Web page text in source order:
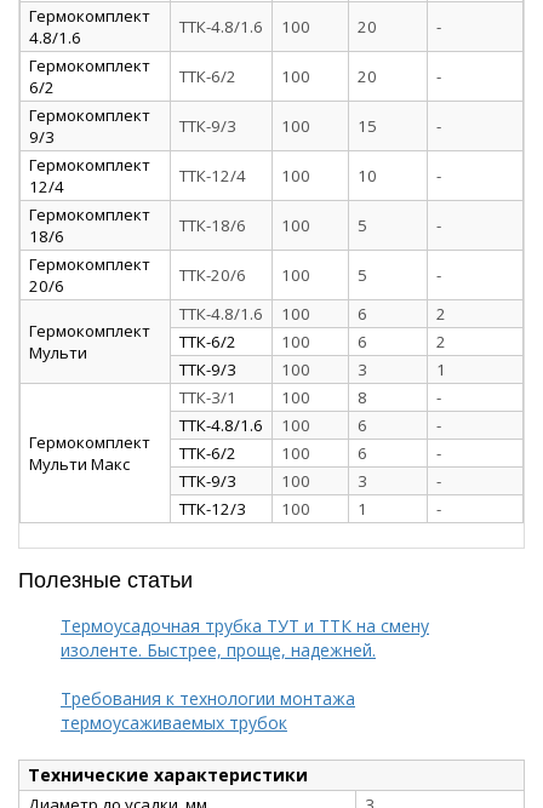
Гермокомплект
4.8/1.6
ТТК-4.8/1.6 100 20
-
Гермокомплект
6/2
ТТК-6/2 100 20
-
Гермокомплект
9/3
ТТК-9/3 100 15
-
Гермокомплект
12/4
ТТК-12/4 100 10
-
Гермокомплект
18/6
ТТК-18/6 100 5
-
Гермокомплект
20/6
ТТК-20/6 100 5 -
Гермокомплект
Мульти
ТТК-4.8/1.6 100 6
2
ТТК-6/2
100 6
2
ТТК-9/3
100 3 1
Гермокомплект
Мульти Макс
ТТК-3/1 100 8
-
ТТК-4.8/1.6
100 6
-
ТТК-6/2
100 6
-
ТТК-9/3
100 3
-
ТТК-12/3
100 1 -
Полезные статьи
Термоусадочная трубка ТУТ и ТТК на смену
изоленте. Быстрее, проще, надежней.
Требования к технологии монтажа
термоусаживаемых трубок
Технические характеристики